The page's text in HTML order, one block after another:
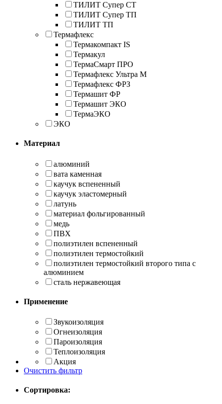
ТИЛИТ Супер СТ
ТИЛИТ Супер ТП
ТИЛИТ ТП
Термафлекс
Термакомпакт IS
Термакул
ТермаСмарт ПРО
Термафлекс Ультра М
Термафлекс ФРЗ
Термашит ФР
Термашит ЭКО
ТермаЭКО
ЭКО
Материал
алюминий
вата каменная
каучук вспененный
каучук эластомерный
латунь
материал фольгированный
медь
ПВХ
полиэтилен вспененный
полиэтилен термостойкий
полиэтилен термостойкий второго типа с
алюминием
сталь нержавеющая
Применение
Звукоизоляция
Огнеизоляция
Пароизоляция
Теплоизоляция
Акция
Очистить фильтр
Сортировка: